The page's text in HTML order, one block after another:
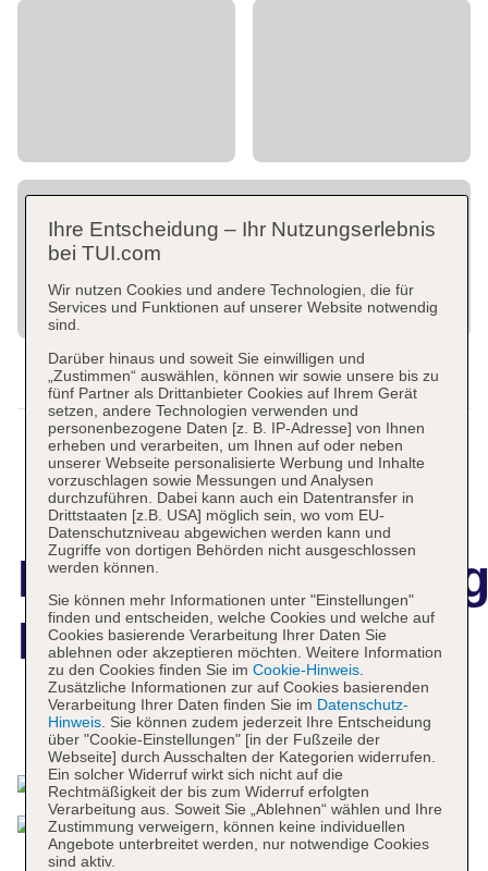
Hotel Zoo Berlin
Das bietet Ihre Unterkunft
Ihre Entscheidung – Ihr Nutzungserlebnis
bei TUI.com
Wir nutzen Cookies und andere Technologien, die für
Services und Funktionen auf unserer Website notwendig
sind.
Darüber hinaus und soweit Sie einwilligen und
„Zustimmen“ auswählen, können wir sowie unsere bis zu
fünf Partner als Drittanbieter Cookies auf Ihrem Gerät
setzen, andere Technologien verwenden und
personenbezogene Daten [z. B. IP-Adresse] von Ihnen
erheben und verarbeiten, um Ihnen auf oder neben
unserer Webseite personalisierte Werbung und Inhalte
vorzuschlagen sowie Messungen und Analysen
durchzuführen. Dabei kann auch ein Datentransfer in
Drittstaaten [z.B. USA] möglich sein, wo vom EU-
Datenschutzniveau abgewichen werden kann und
Zugriffe von dortigen Behörden nicht ausgeschlossen
werden können.
Sie können mehr Informationen unter "Einstellungen"
finden und entscheiden, welche Cookies und welche auf
Cookies basierende Verarbeitung Ihrer Daten Sie
ablehnen oder akzeptieren möchten. Weitere Information
zu den Cookies finden Sie im Cookie-Hinweis.
Zusätzliche Informationen zur auf Cookies basierenden
Verarbeitung Ihrer Daten finden Sie im Datenschutz-
Hinweis. Sie können zudem jederzeit Ihre Entscheidung
über "Cookie-Einstellungen" [in der Fußzeile der
Webseite] durch Ausschalten der Kategorien widerrufen.
Ein solcher Widerruf wirkt sich nicht auf die
Rechtmäßigkeit der bis zum Widerruf erfolgten
Verarbeitung aus. Soweit Sie „Ablehnen“ wählen und Ihre
Zustimmung verweigern, können keine individuellen
Angebote unterbreitet werden, nur notwendige Cookies
sind aktiv.